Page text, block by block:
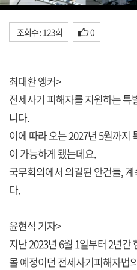
조회수 : 123회 0
최대환 앵커>
전세사기 피해자를 지원하는
니다.
이에 따라 오는 2027년 5월까지
이 가능하게 됐는데요.
국무회의에서 의결된 안건들,
다.
윤현석 기자>
지난 2023년 6월 1일부터 2년간
몰 예정이던 전세사기피해자법